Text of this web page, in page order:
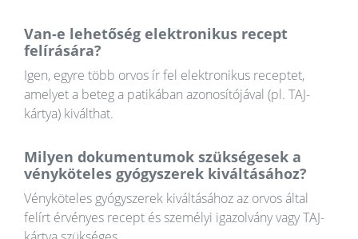
Van-e lehetőség elektronikus recept
felírására?
Igen, egyre több orvos ír fel elektronikus receptet,
amelyet a beteg a patikában azonosítójával (pl. TAJ-
kártya) kiválthat.
Milyen dokumentumok szükségesek a
vényköteles gyógyszerek kiváltásához?
Vényköteles gyógyszerek kiváltásához az orvos által
felírt érvényes recept és személyi igazolvány vagy TAJ-